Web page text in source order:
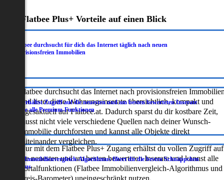
Flatbee Plus+ Vorteile auf einen Blick
Flatbee durchsucht für dich das Internet täglich nach neuen
provisionsfreien Immobilien
Flatbee durchsucht das Internet nach provisionsfreien
und listet diese Wohnungsinserate übersichtlich, kompakt und
tagesaktuell auf Flatbee.at. Dadurch sparst du dir kostbare Zeit,
musst nicht viele verschiedene Quellen nach deiner Wunsch-
Immobilie durchforsten und kannst alle Objekte direkt
miteinander vergleichen.
Du erhältst Zugriff auf die neuesten und am besten bewerteten Inserate
sowie alle Premium-Funktionen
Nur mit dem Flatbee Plus+ Zugang erhältst du vollen Zugriff auf
die neuesten und am besten bewerteten Inserate und kannst alle
Portalfunktionen (Flatbee Immobilienvergleich-Algorithmus und
Der Immobilienvergleich-Algorithmus filtert dir die besten Schnäppchen
heraus